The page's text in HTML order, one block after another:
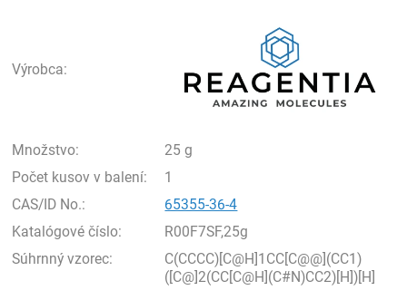
Výrobca:
Množstvo:
25 g
Počet kusov v balení:
1
CAS/ID No.:
65355-36-4
Katalógové číslo:
R00F7SF,25g
Súhrnný vzorec:
C(CCCC)[C@H]1CC[C@@](CC1)
([C@]2(CC[C@H](C#N)CC2)[H])[H]